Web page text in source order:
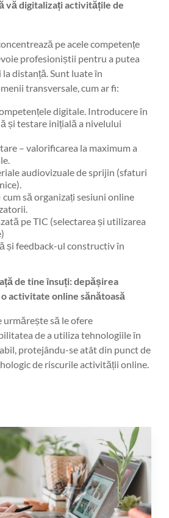
vă digitalizați activitățile de
pe acele competențe
profesioniștii pentru a putea
distanță. Sunt luate în
transversale, cum ar fi:
digitale. Introducere în
și testare inițială a nivelului
– valorificarea la maximum a
audiovizuale de sprijin (sfaturi
să organizați sesiuni online
pe TIC (selectarea și utilizarea
și feedback-ul constructiv în
de tine însuți: depășirea
activitate online sănătoasă
urmărește să le ofere
de a utiliza tehnologiile în
protejându-se atât din punct de
de riscurile activității online.